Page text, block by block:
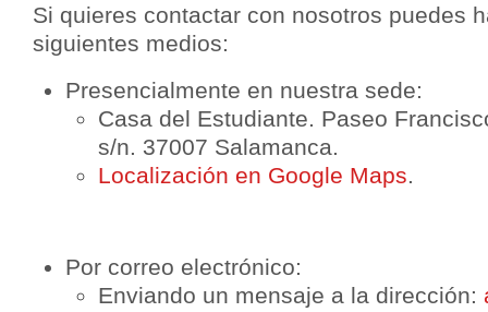
Si quieres contactar con nosotros puedes
siguientes medios:
Presencialmente en nuestra sede:
Casa del Estudiante. Paseo
s/n. 37007 Salamanca.
Localización en Google Maps.
Por correo electrónico:
Enviando un mensaje a la dirección: